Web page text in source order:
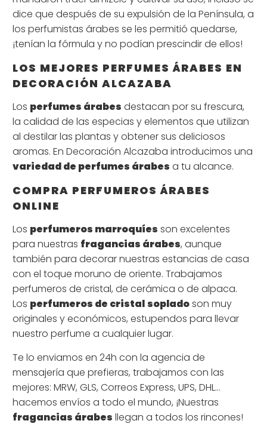
dice que después de su expulsión de la Península, a
los perfumistas árabes se les permitió quedarse,
¡tenían la fórmula y no podían prescindir de ellos!
LOS MEJORES PERFUMES ÁRABES EN
DECORACIÓN ALCAZABA
Los perfumes árabes destacan por su frescura,
la calidad de las especias y elementos que utilizan
al destilar las plantas y obtener sus deliciosos
aromas. En Decoración Alcazaba introducimos una
variedad de perfumes árabes a tu alcance.
COMPRA PERFUMEROS ÁRABES
ONLINE
Los perfumeros marroquíes son excelentes
para nuestras fragancias árabes, aunque
también para decorar nuestras estancias de casa
con el toque moruno de oriente. Trabajamos
perfumeros de cristal, de cerámica o de alpaca.
Los perfumeros de cristalsopladoson muy
originales y económicos, estupendos para llevar
nuestro perfume a cualquier lugar.
Te lo enviamos en 24h con la agencia de
mensajería que prefieras, trabajamos con las
mejores: MRW, GLS, Correos Express, UPS, DHL...
hacemos envíos a todo el mundo, ¡Nuestras
fragancias árabes llegan a todos los rincones!